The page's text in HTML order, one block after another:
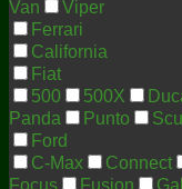
Van
Viper
Ferrari
California
Fiat
500
500X
Panda
Punto
Ford
C-Max
Connect
Focus
Fusion